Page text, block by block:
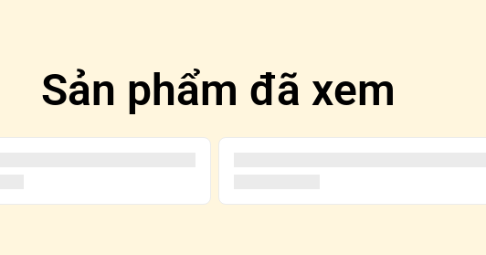
Sản phẩm đã xem